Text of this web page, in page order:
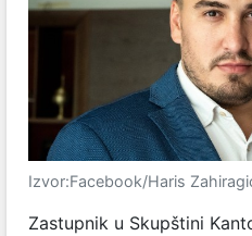
Izvor:Facebook/Haris
Zastupnik u Skupštini